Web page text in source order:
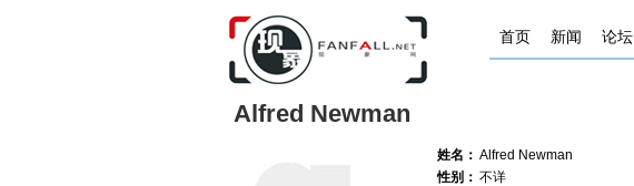
首页 新闻 论坛
Alfred Newman
姓名： Alfred Newman
性别： 不详